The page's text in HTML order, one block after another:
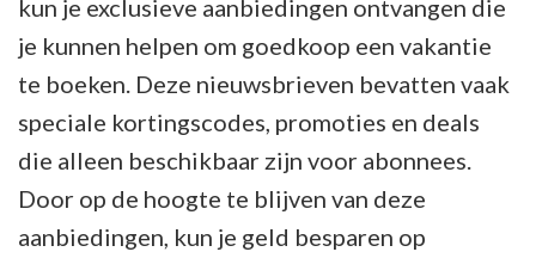
kun je exclusieve aanbiedingen ontvangen die
je kunnen helpen om goedkoop een vakantie
te boeken. Deze nieuwsbrieven bevatten vaak
speciale kortingscodes, promoties en deals
die alleen beschikbaar zijn voor abonnees.
Door op de hoogte te blijven van deze
aanbiedingen, kun je geld besparen op